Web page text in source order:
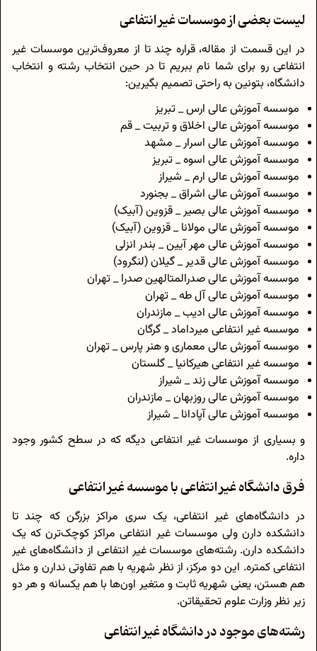
لیست بعضی از موسسات غیر انتفاعی
در این قسمت از مقاله، قراره چند تا از معروف‌ترین موسسات غیر
انتفاعی رو برای شما نام ببریم تا در حین انتخاب رشته و انتخاب
دانشگاه، بتونین به راحتی تصمیم بگیرین:
موسسه آموزش عالی ارس _ تبریز
موسسه آموزش عالی اخلاق و تربیت _ قم
موسسه آموزش عالی اسرار _ مشهد
موسسه آموزش عالی اسوه _ تبریز
موسسه آموزش عالی ارم _ شیراز
موسسه آموزش عالی اشراق _ بجنورد
موسسه آموزش عالی بصیر _ قزوین (آبیک)
موسسه آموزش عالی مولانا _ قزوین (آبیک)
موسسه آموزش عالی مهر آیین _ بندر انزلی
موسسه آموزش عالی قدیر _ گیلان (لنگرود)
موسسه آموزش عالی صدرالمتالهین صدرا _ تهران
موسسه آموزش عالی آل طه _ تهران
موسسه آموزش عالی ادیب _ مازندران
موسسه غیر انتفاعی میرداماد _ گرگان
موسسه آموزش عالی معماری و هنر پارس _ تهران
موسسه غیر انتفاعی هیرکانیا _ گلستان
موسسه آموزش عالی زند _ شیراز
موسسه آموزش عالی روزبهان _ مازندران
موسسه آموزش عالی آپادانا _ شیراز
و بسیاری از موسسات غیر انتفاعی دیگه که در سطح کشور وجود
داره.
فرق دانشگاه غیر انتفاعی با موسسه غیر انتفاعی
در دانشگاه‌های غیر انتفاعی، یک سری مراکز بزرگن که چند تا
دانشکده دارن ولی موسسات غیر انتفاعی مراکز کوچک‌ترن که یک
دانشکده دارن. رشته‌های موسسات غیر انتفاعی از دانشگاه‌های غیر
انتفاعی کمتره. این دو مرکز، از نظر شهریه با هم تفاوتی ندارن و مثل
هم هستن، یعنی شهریه ثابت و متغیر اون‌ها با هم یکسانه و هر دو
زیر نظر وزارت علوم تحقیقاتن.
رشته‌های موجود در دانشگاه غیر انتفاعی